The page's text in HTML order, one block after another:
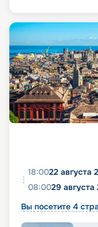
18:0022 августа
08:0029 августа
Вы посетите 4